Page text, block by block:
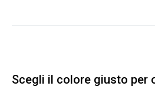
Scegli il colore giusto per